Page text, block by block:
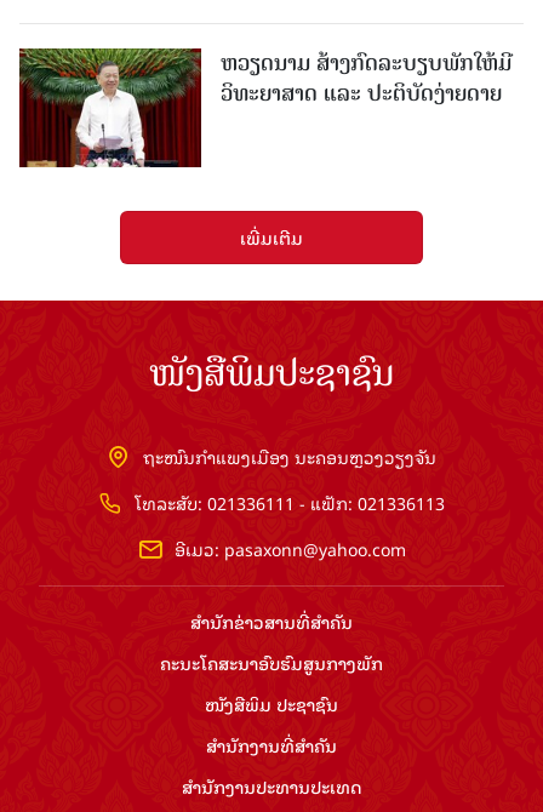
ຫວຽດນາມ ສ້າງກົດລະບຽບພັກໃຫ້ມີ
ວິທະຍາສາດ ແລະ ປະຕິບັດງ່າຍດາຍ
ເພີ່ມເຕີມ
ໜັງສືພິມປະຊາຊົນ
ຖະໜົນກຳແພງເມືອງ ນະຄອນຫຼວງວຽງຈັນ
ໂທລະສັບ: 021336111 - ແຟັກ: 021336113
ອີເມວ: pasaxonn@yahoo.com
ສຳ​ນັກ​ຂ່າວ​ສານ​ທີ່​ສຳ​ຄັນ​
ຄະນະໂຄສະນາອົບຮົມ​ສູນ​ກາງ​ພັກ
ໜັງສືພິມ ປະ​ຊາ​ຊົນ
ສຳ​ນັກ​ງານ​ທີ່​ສຳ​ຄັນ
ສຳ​ນັກ​ງານ​ປະ​ທານ​ປະ​ເທດ